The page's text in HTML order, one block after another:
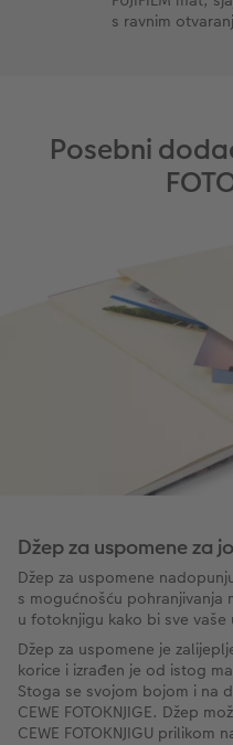
s ravnim
Posebni
Džep za uspomene za
Džep za uspomene
s mogućnošću pohranjivanja
u fotoknjigu kako bi sve
Džep za uspomene je
korice i izrađen je od istog
Stoga se svojom bojom i na
CEWE FOTOKNJIGE. Džep
CEWE FOTOKNJIGU prilikom